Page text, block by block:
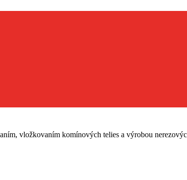
vložkovaním komínových telies a výrobou